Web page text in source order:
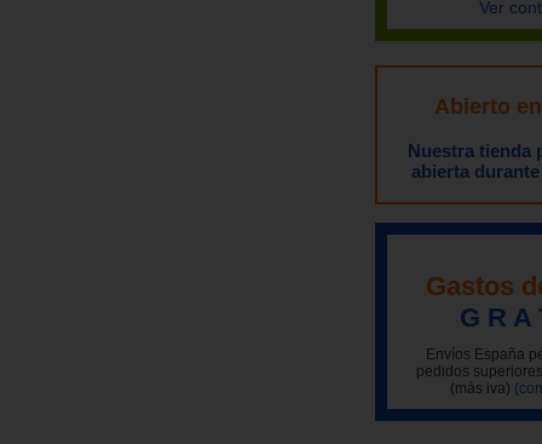
Ver
Abierto
Nuestra tienda
abierta
Gastos
G R A
Envíos España
pedidos
(más iva)